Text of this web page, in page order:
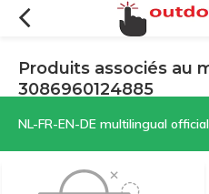
NL-FR-EN-DE multilingual official
Produits associés au
3086960124885
Filtres